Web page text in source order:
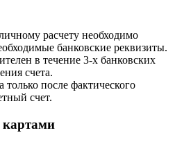
расчету необходимо
банковские реквизиты.
в течение 3-х банковских
cчета.
только после фактического
счет.